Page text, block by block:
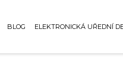
BLOG ELEKTRONICKÁ UŘEDNÍ